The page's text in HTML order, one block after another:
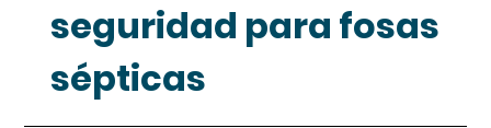
seguridad para fosas
sépticas